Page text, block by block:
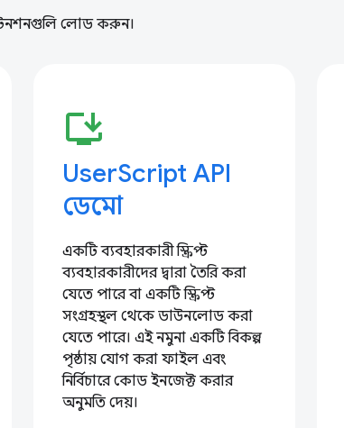
লোড করুন।
install_desktop
UserScript API
ডেমো
একটি ব্যবহারকারী স্ক্রিপ্ট
ব্যবহারকারীদের দ্বারা তৈরি করা
যেতে পারে বা একটি স্ক্রিপ্ট
সংগ্রহস্থল থেকে ডাউনলোড করা
যেতে পারে। এই নমুনা একটি বিকল্প
পৃষ্ঠায় যোগ করা ফাইল এবং
নির্বিচারে কোড ইনজেক্ট করার
অনুমতি দেয়।